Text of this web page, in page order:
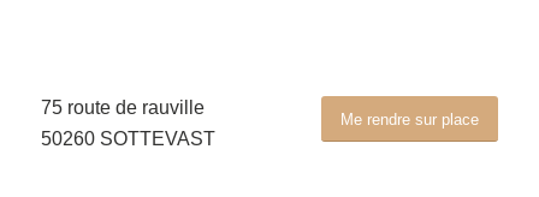
Me rendre sur place
75 route de rauville
50260 SOTTEVAST